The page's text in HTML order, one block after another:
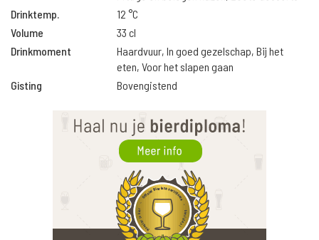
Drinktemp.
12 °C
Volume
33 cl
Drinkmoment
Haardvuur, In goed gezelschap, Bij het
eten, Voor het slapen gaan
Gisting
Bovengistend